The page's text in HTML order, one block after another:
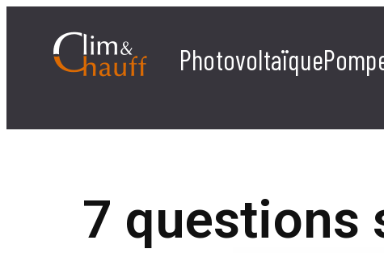
Photovoltaïque
7 questions